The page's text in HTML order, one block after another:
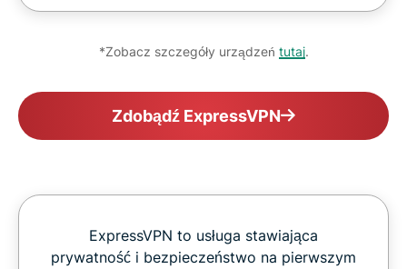
*Zobacz szczegóły urządzeń tutaj.
Zdobądź ExpressVPN
ExpressVPN to usługa stawiająca
prywatność i bezpieczeństwo na pierwszym